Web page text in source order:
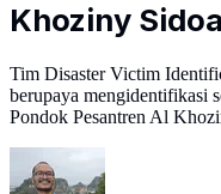
Khoziny
Tim Disaster Victim
berupaya mengidentifikasi
Pondok Pesantren Al